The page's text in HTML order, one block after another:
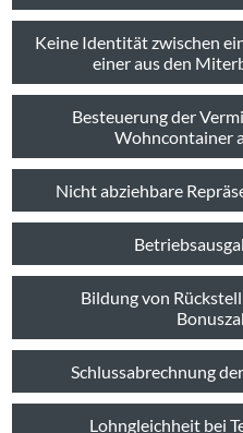
Keine Identität zwischen
einer aus den
Besteuerung der
Wohncontainer
Nicht abziehbare
Bildung von
Schlussabrechnung
Lohngleichheit bei